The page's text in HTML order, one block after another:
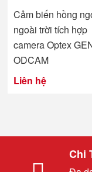
Cảm biến hồng
ngoài trời tích hợp
camera Optex
ODCAM
Liên hệ
Chi